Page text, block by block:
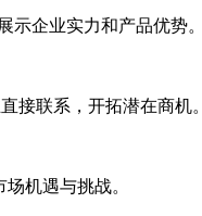
示企业实力和产品优势。
接联系，开拓潜在商机。
机遇与挑战。